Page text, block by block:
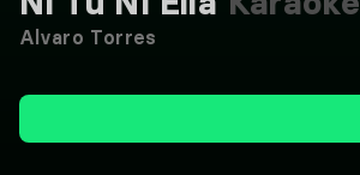
Alvaro Torres